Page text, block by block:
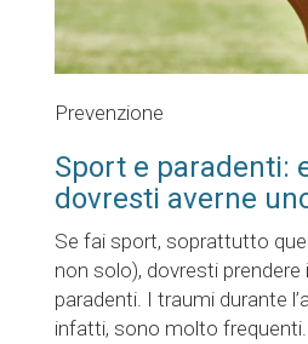
Prevenzione
Sport e paradenti:
dovresti averne
Se fai sport, soprattutto
non solo), dovresti prendere
paradenti. I traumi durante
infatti, sono molto